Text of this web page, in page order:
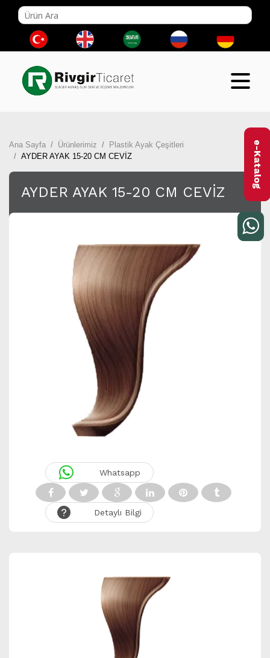
Ana Sayfa Ürünlerimiz
Plastik Ayak Çeşitleri
AYDER AYAK 15-20 CM CEVİZ
AYDER AYAK 15-20 CM CEVİZ
Whatsapp
Detaylı Bilgi
e-Katalog